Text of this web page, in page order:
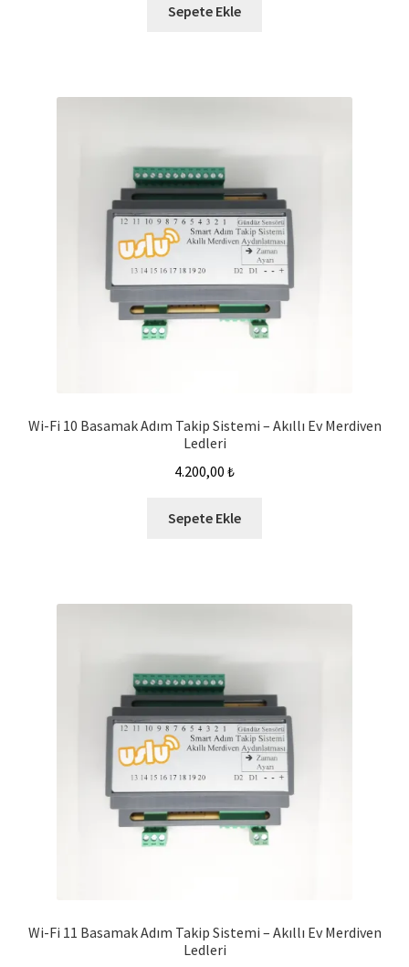
Sepete Ekle
Wi-Fi 10 Basamak Adım Takip Sistemi – Akıllı Ev Merdiven
Ledleri
4.200,00 ₺
Sepete Ekle
Wi-Fi 11 Basamak Adım Takip Sistemi – Akıllı Ev Merdiven
Ledleri